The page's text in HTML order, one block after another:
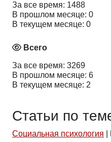
За все время: 1488
В прошлом месяце: 0
В текущем месяце: 0
Всего
За все время: 3269
В прошлом месяце: 6
В текущем месяце: 2
Статьи по
Социальная психология